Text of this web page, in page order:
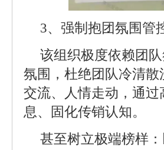
3、强制抱团氛围管
该组织极度依赖团
氛围，杜绝团队冷清
交流、人情走动，通
息、固化传销认知。
甚至树立极端榜样